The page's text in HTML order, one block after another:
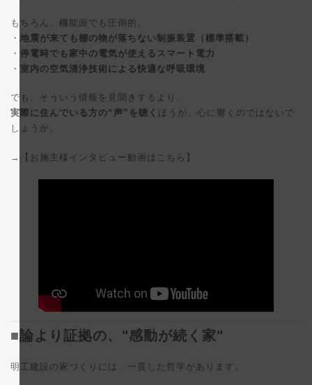
もちろん、機能面でも圧倒的。
・ 地震が来ても棚の物が落ちない制振装置（標準搭載）
・ 停電時でも家中の電気が使えるスマート電力
・ 室内の空気清浄技術による快適な呼吸環境
でも、そういう情報を見聞きするより、
実際に住んでいる方の“声”を聴く ほうが、心に響くのではないで
しょうか。
→【お施主様インタビュー動画はこちら】
■論より証拠の、"感動が続く家"
明工建設の家づくりには、一貫した哲学があります。